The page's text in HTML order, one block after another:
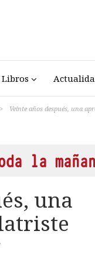
Libros
> Veinte años después, una
la
una